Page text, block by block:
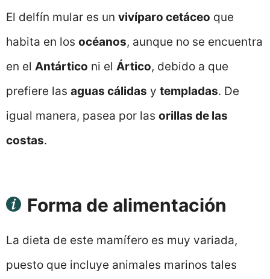
El delfín mular es un vivíparo cetáceo que
habita en los océanos, aunque no se encuentra
en el Antártico ni el Ártico, debido a que
prefiere las aguas cálidas y templadas. De
igual manera, pasea por las orillas de las
costas.
Forma de alimentación
La dieta de este mamífero es muy variada,
puesto que incluye animales marinos tales